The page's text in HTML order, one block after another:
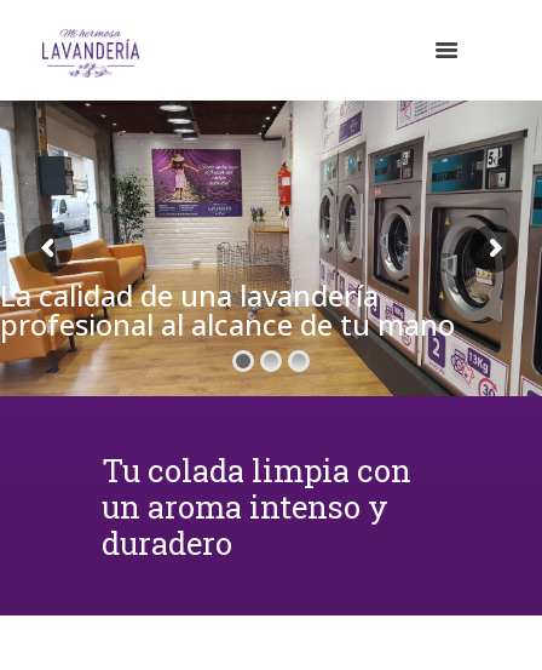
La calidad de una lavandería
profesional al alcance de tu mano
Tu colada limpia con
un aroma intenso y
duradero